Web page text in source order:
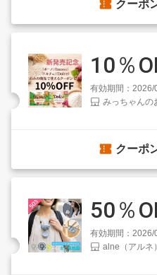
クーポ
10％
有効期間：2026/
みっちゃんの
クーポ
50％
有効期間：2026/
alne（アルネ）